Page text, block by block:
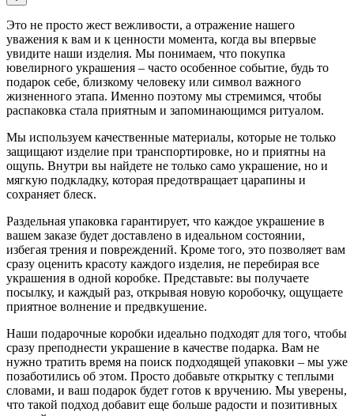
Это не просто жест вежливости, а отражение нашего
уважения к вам и к ценности момента, когда вы впервые
увидите наши изделия. Мы понимаем, что покупка
ювелирного украшения – часто особенное событие, будь то
подарок себе, близкому человеку или символ важного
жизненного этапа. Именно поэтому мы стремимся, чтобы
распаковка стала приятным и запоминающимся ритуалом.
Мы используем качественные материалы, которые не только
защищают изделие при транспортировке, но и приятны на
ощупь. Внутри вы найдете не только само украшение, но и
мягкую подкладку, которая предотвращает царапины и
сохраняет блеск.
Раздельная упаковка гарантирует, что каждое украшение в
вашем заказе будет доставлено в идеальном состоянии,
избегая трения и повреждений. Кроме того, это позволяет вам
сразу оценить красоту каждого изделия, не перебирая все
украшения в одной коробке. Представьте: вы получаете
посылку, и каждый раз, открывая новую коробочку, ощущаете
приятное волнение и предвкушение.
Наши подарочные коробки идеально подходят для того, чтобы
сразу преподнести украшение в качестве подарка. Вам не
нужно тратить время на поиск подходящей упаковки – мы уже
позаботились об этом. Просто добавьте открытку с теплыми
словами, и ваш подарок будет готов к вручению. Мы уверены,
что такой подход добавит еще больше радости и позитивных